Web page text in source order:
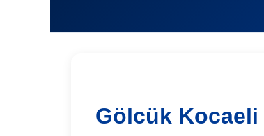
Gölcük